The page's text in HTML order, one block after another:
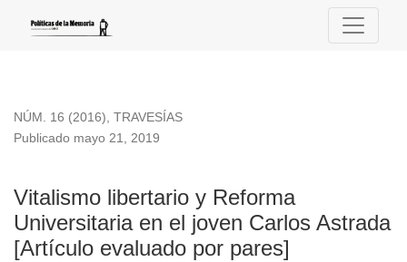
Vitalismo libertario y Reforma Universitaria en el joven
NÚM. 16 (2016), TRAVESÍAS
Vitalismo libertario y Reforma
Universitaria en el joven Carlos Astrada
[Artículo evaluado por pares]
Publicado mayo 21, 2019